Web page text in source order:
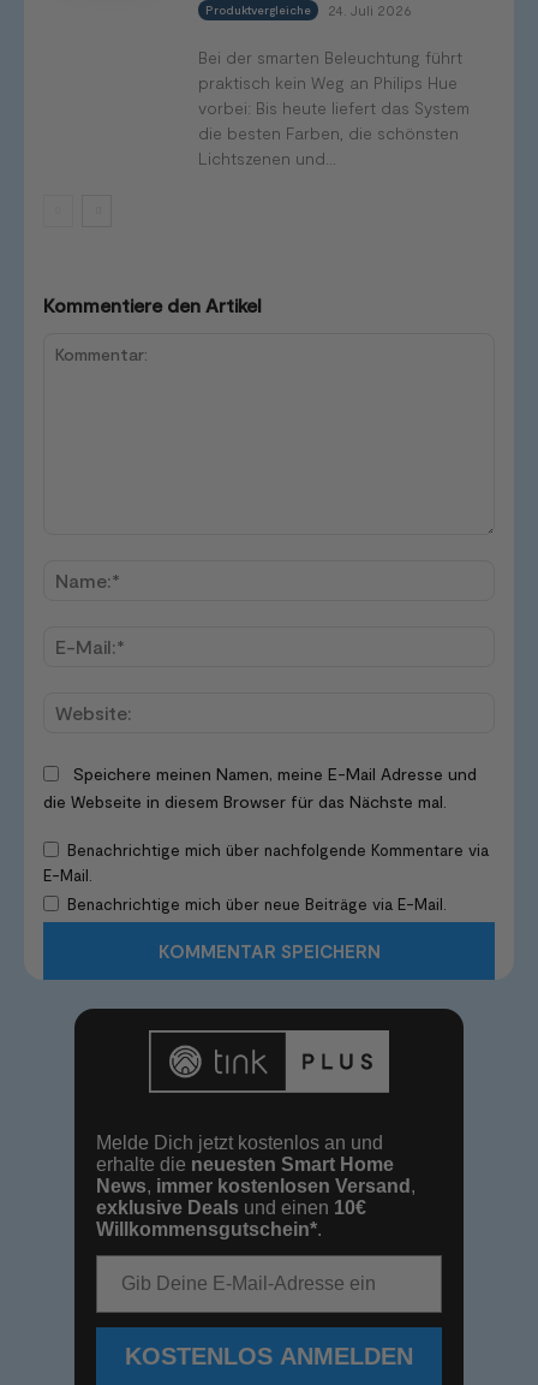
Produktvergleiche 24. Juli 2026
Bei der smarten Beleuchtung führt
praktisch kein Weg an Philips Hue
vorbei: Bis heute liefert das System
die besten Farben, die schönsten
Lichtszenen und...
Kommentiere den Artikel
Speichere meinen Namen, meine E-Mail Adresse und
die Webseite in diesem Browser für das Nächste mal.
Benachrichtige mich über nachfolgende Kommentare via
E-Mail.
Benachrichtige mich über neue Beiträge via E-Mail.
Melde Dich jetzt kostenlos an und
erhalte die neuesten Smart Home
News, immer kostenlosen Versand ,
exklusive Deals und einen 10€
Willkommensgutschein*.
KOSTENLOS ANMELDEN